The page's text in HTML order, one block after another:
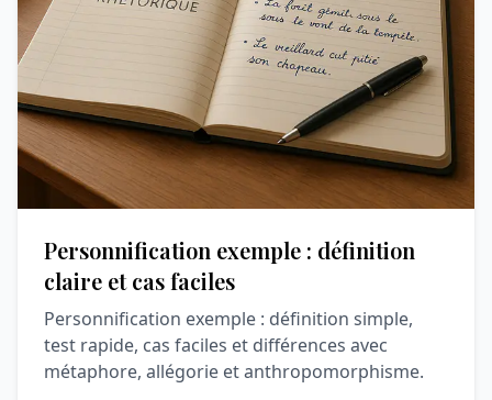
Personnification exemple : définition
claire et cas faciles
Personnification exemple : définition simple,
test rapide, cas faciles et différences avec
métaphore, allégorie et anthropomorphisme.